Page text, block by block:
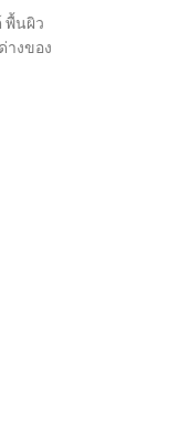
พื้นผิว
างของ